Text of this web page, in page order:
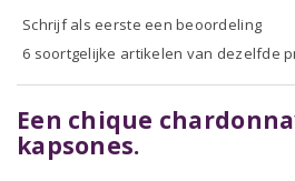
Schrijf als eerste een beoordeling
6 soortgelijke artikelen van dezelfde
Een chique
kapsones.